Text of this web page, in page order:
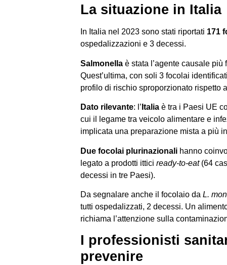
La situazione in Italia
In Italia nel 2023 sono stati riportati 171
ospedalizzazioni e 3 decessi.
Salmonellaè stata l’agente causale più
Quest’ultima, con soli 3 focolai
profilo di rischio sproporzionato rispetto
Dato rilevante: l’ Italiaè tra i Paesi UE
cui il legame tra veicolo alimentare e
implicata una preparazione mista a più
Due focolai plurinazionalihanno
legato a prodotti ittici ready-to-eat(64
decessi in tre Paesi).
Da segnalare anche il focolaio da L.
tutti ospedalizzati, 2 decessi. Un
richiama l’attenzione sulla
I professionisti
prevenire